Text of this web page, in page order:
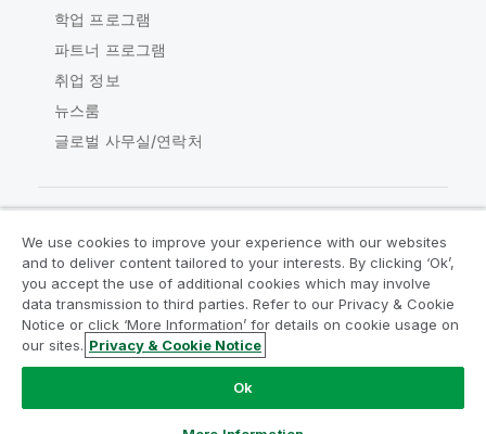
학업 프로그램
파트너 프로그램
취업 정보
뉴스룸
글로벌 사무실/연락처
Qlik Community
법적 계약 제품 약관
Legal Policies
Legal Policies
사용 약관
Do Not Share My Info
Copyright © 1993-2026 QlikTech International AB. 무단 전재
We use cookies to improve your experience with our websites
and to deliver content tailored to your interests. By clicking ‘Ok’,
you accept the use of additional cookies which may involve
data transmission to third parties. Refer to our Privacy & Cookie
Notice or click ‘More Information’ for details on cookie usage on
our sites. Privacy & Cookie Notice
Ok